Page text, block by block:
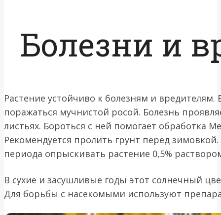
Болезни и
Растение устойчиво к болезням и вредителям.
поражаться мучнистой росой. Болезнь
листьях. Бороться с ней помогает обработка
Рекомендуется пролить грунт перед
периода опрыскивать растение 0,5%
В сухие и засушливые годы этот солнечный
Для борьбы с насекомыми используют